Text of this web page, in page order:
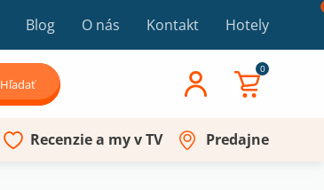
Blog O nás Kontakt Hotely
Hľadať
0
Recenzie a my v TV Predajne